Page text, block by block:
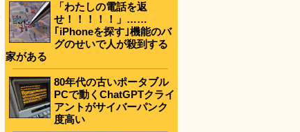
「わたしの電話を返
せ！！！！！」……
｢iPhoneを探す｣機能のバ
グのせいで人が殺到する
家がある
80年代の古いポータブル
PCで動くChatGPTクライ
アントがサイバーパンク
度高い